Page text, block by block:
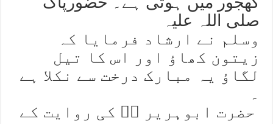
صلی اللہ علیہ
وسلم نے ارشاد فرمایا کہ
زیتون کھاؤ اور اس کا تیل
لگاؤ یہ مبارک درخت سے نکلا ہے
۔
حضرت ابوہریر ہؓ کی روایت کے